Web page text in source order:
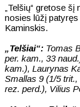
„Telšių“ gretose
nosies lūžį
Kaminskis.
„Telšiai“: Tomas
per. kam., 33
kam.), Laurynas
Smallas 9 (1/5
rez. perd.), Vilius